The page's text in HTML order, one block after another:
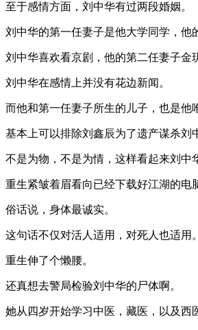
至于感情方面，刘中华有过两段婚姻。
刘中华的第一任妻子是他大学同学，他
刘中华喜欢看京剧，他的第二任妻子金
刘中华在感情上并没有花边新闻。
而他和第一任妻子所生的儿子，也是他
基本上可以排除刘鑫辰为了遗产谋杀刘
不是为物，不是为情，这样看起来刘中
重生紧皱着眉看向已经下载好江湖的电
俗话说，身体最诚实。
这句话不仅对活人适用，对死人也适用。
重生伸了个懒腰。
还真想去警局检验刘中华的尸体啊。
她从四岁开始学习中医，藏医，以及西